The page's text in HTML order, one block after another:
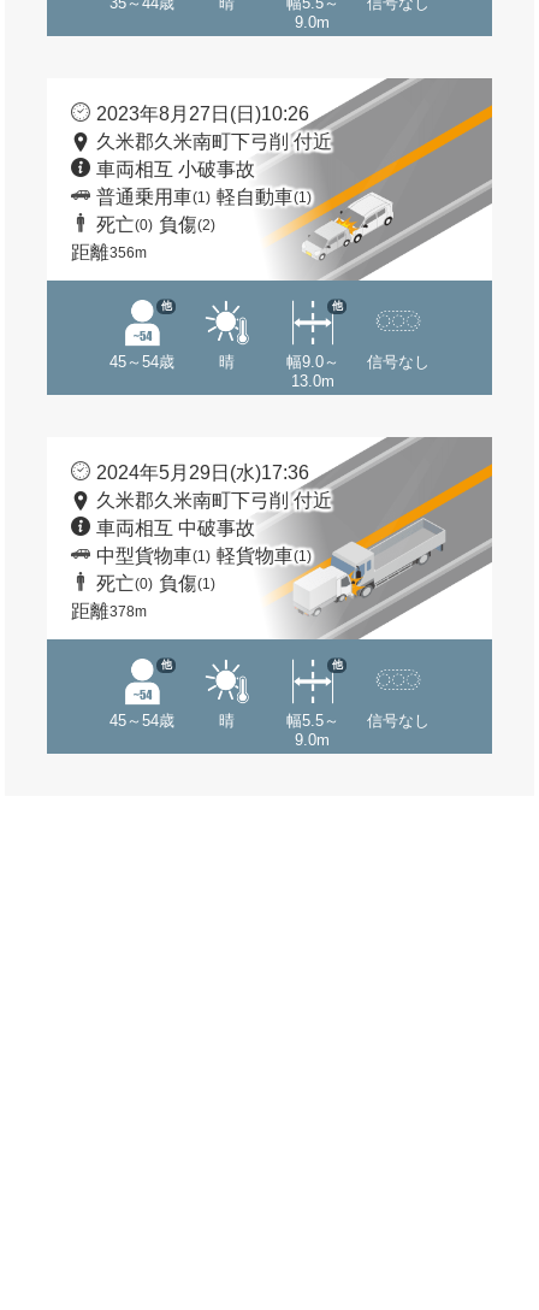
9.0m
2023年8月27日(日)10:26
久米郡久米南町下弓削 付近
車両相互 小破事故
普通乗用車(1) 軽自動車(1)
死亡(0) 負傷(2)
距離356m
45～54歳
他
晴
幅9.0～
13.0m
他
信号なし
2024年5月29日(水)17:36
久米郡久米南町下弓削 付近
車両相互 中破事故
中型貨物車(1) 軽貨物車(1)
死亡(0) 負傷(1)
距離378m
45～54歳
他
晴
幅5.5～
9.0m
他
信号なし